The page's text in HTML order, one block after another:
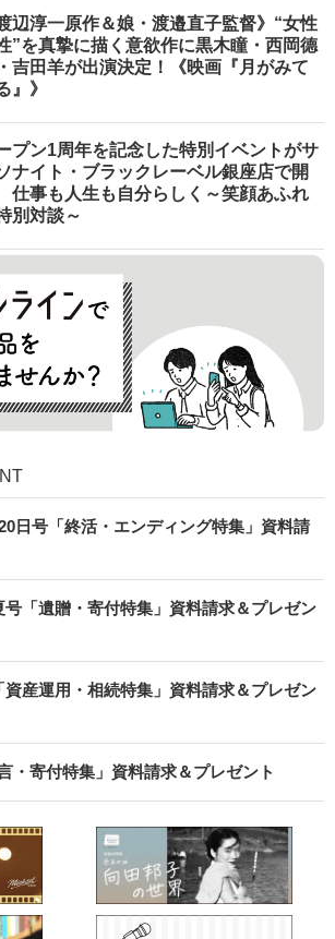
渡辺淳一原作＆娘・渡邉直子監督》“女性
”を真摯に描く意欲作に黒木瞳・西岡德
吉田羊が出演決定！《映画『月がみて
』》
プン1周年を記念した特別イベントがサ
ナイト・ブラックレーベル銀座店で開
事も人生も自分らしく～笑顔あふれ
別対談～
日号「終活・エンディング特集」資料請
「遺贈・寄付特集」資料請求＆プレゼン
産運用・相続特集」資料請求＆プレゼン
・寄付特集」資料請求＆プレゼント